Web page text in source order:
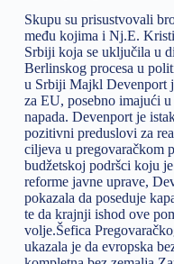
Skupu su prisustvovali
među kojima i Nj.E.
Srbiji koja se uključila u
Berlinskog procesa u
u Srbiji Majkl Devenport
za EU, posebno imajući
napada. Devenport je
pozitivni preduslovi za
ciljeva u pregovaračkom
budžetskoj podršci koju
reforme javne uprave,
pokazala da poseduje
te da krajnji ishod ove
volje.Šefica
ukazala je da evropska